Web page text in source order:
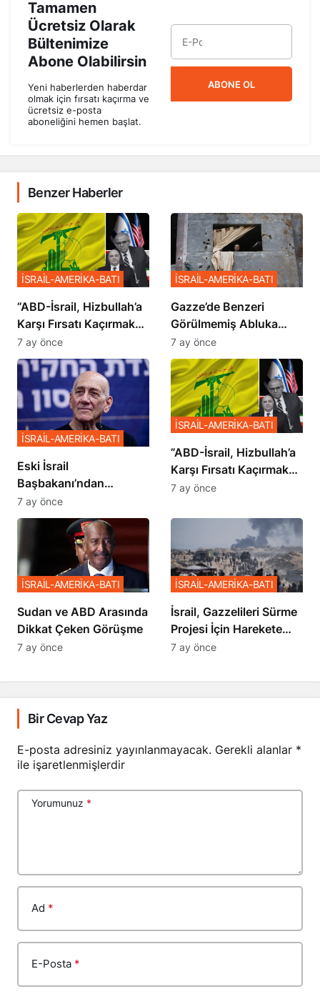
Tamamen
Ücretsiz Olarak
Bültenimize
Abone Olabilirsin
Yeni haberlerden haberdar
olmak için fırsatı kaçırma ve
ücretsiz e-posta
aboneliğini hemen başlat.
ABONE OL
Benzer Haberler
​​​​​​​”ABD-İsrail, Hizbullah’a
Karşı Fırsatı Kaçırmak
İstemiyor”
İSRAİL-AMERİKA-BATI
7 ay önce
​​​​​​​Gazze’de Benzeri
Görülmemiş Abluka
Planı
İSRAİL-AMERİKA-BATI
7 ay önce
Eski İsrail
Başbakanı’ndan
Netanyahu’ya Ağır
Sözler
İSRAİL-AMERİKA-BATI
7 ay önce
​​​​​​​”ABD-İsrail, Hizbullah’a
Karşı Fırsatı Kaçırmak
İstemiyor”
İSRAİL-AMERİKA-BATI
7 ay önce
Sudan ve ABD Arasında
Dikkat Çeken Görüşme
İSRAİL-AMERİKA-BATI
7 ay önce
İsrail, Gazzelileri Sürme
Projesi İçin Harekete
Geçti
İSRAİL-AMERİKA-BATI
7 ay önce
Bir Cevap Yaz
E-posta adresiniz yayınlanmayacak. Gerekli alanlar *
ile işaretlenmişlerdir
Yorumunuz *
Ad *
E-Posta *